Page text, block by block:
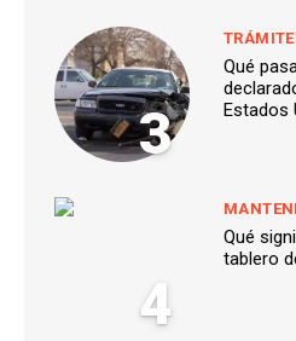
3
Qué
Estados
4
Qué
tablero